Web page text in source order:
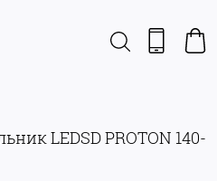
LEDSD PROTON 140-